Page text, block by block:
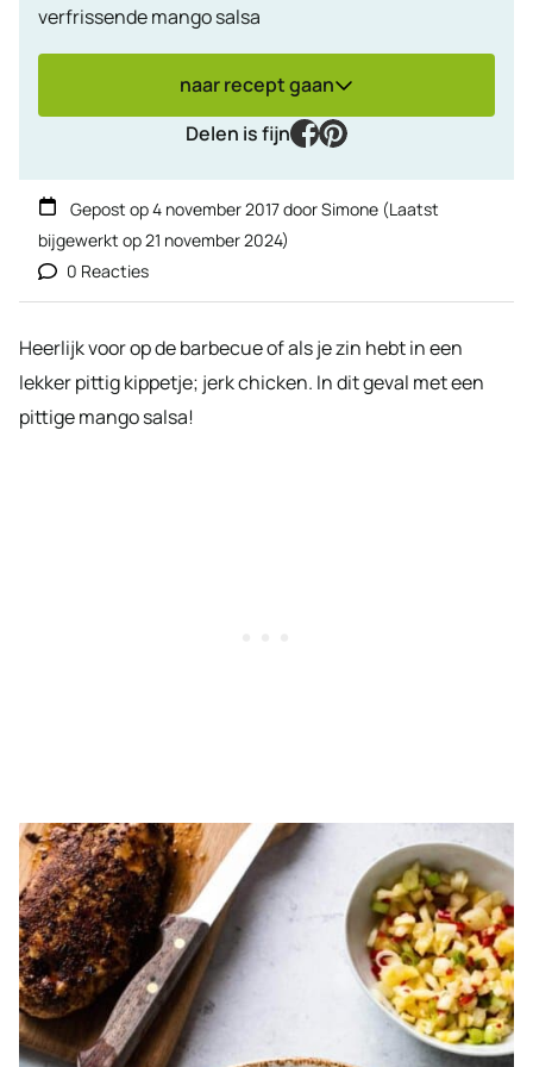
verfrissende mango salsa
naar recept gaan
Delen is fijn
facebook
pinterest
Gepost op4 november 2017doorSimone (Laatst
bijgewerkt op21 november 2024)
0 Reacties
Heerlijk voor op de barbecue of als je zin hebt in een
lekker pittig kippetje; jerk chicken. In dit geval met een
pittige mango salsa!